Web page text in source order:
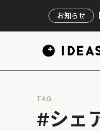
お知らせ
TAG
#シェ